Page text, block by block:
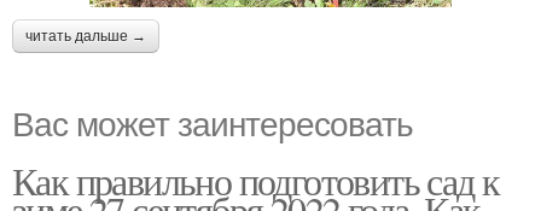
читать дальше →
Вас может заинтересовать
Как правильно подготовить сад к